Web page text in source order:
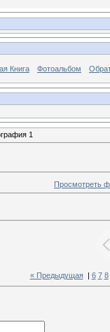
Книга Фотоальбом
1
Просмотреть
« Предыдущая| 6 7 8